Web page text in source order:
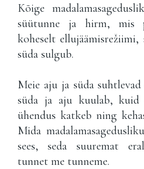
Kõige
süütunne ja hirm, mis
koheselt ellujäämisrežiimi,
süda sulgub.
Meie aju ja süda
süda ja aju kuulab, kuid
ühendus katkeb ning
Mida
sees, seda suuremat
tunnet me tunneme.